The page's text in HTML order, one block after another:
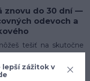
znovu do 30 dní —
odevoch a
tešiť na skutočne
pracovníkov naprieč
Či už pracuješ v
zážitok v